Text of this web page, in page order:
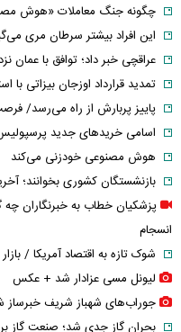
چگونه جنگ معاملات «هوش
این افراد بیشتر سرطان مری
عراقچی خبر داد؛ توافق با عمان
تمدید قرارداد اوزجان بیزاتی با
پاییز پربارش از راه می‌رسد/
اسامی خریدهای جدید
هوش مصنوعی خودزنی می‌کند
بازنشستگان کشوری بخوانند؛
پزشکیان خطاب به خبرنگاران
انسجام
شوک تازه به اقتصاد آمریکا /
لیونل مسی عزادار شد + عکس
جوراب‌های شهباز شریف خبرساز
بحران گاز جدی شد؛ صنعت گاز